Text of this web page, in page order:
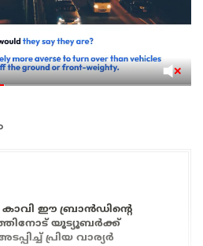
കാവി ഈ ബ്രാൻഡിന്റെ
യൂട്യൂബർക്ക്
പ്രിയ വാര്യർ